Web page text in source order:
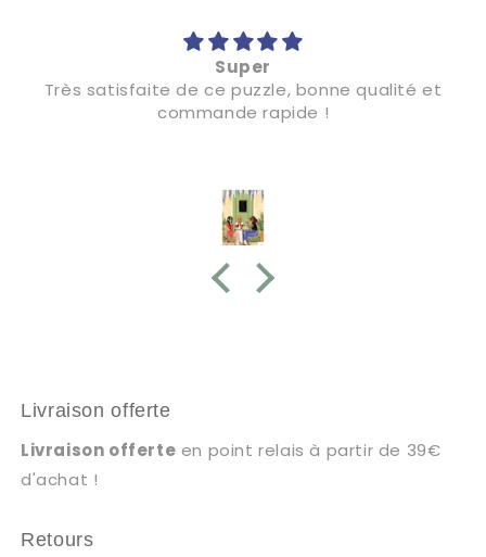
Super
Très satisfaite de ce puzzle, bonne qualité et
commande rapide !
Livraison offerte
Livraison offerte en point relais à partir de 39€
d'achat !
Retours